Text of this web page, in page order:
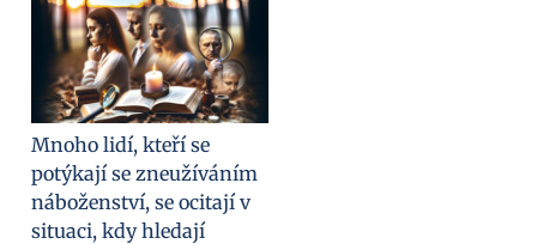
Mnoho lidí, kteří se
potýkají se zneužíváním
náboženství, se ocitají v
situaci, kdy hledají